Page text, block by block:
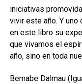
iniciativas
vivir este año. Y uno
en este libro su
que vivamos el
año, sino en toda
Bernabe Dalmau